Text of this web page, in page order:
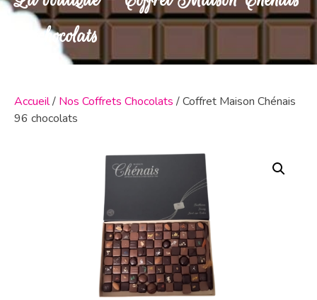
96 chocolats
Accueil/ Nos Coffrets Chocolats / Coffret Maison Chénais
96 chocolats